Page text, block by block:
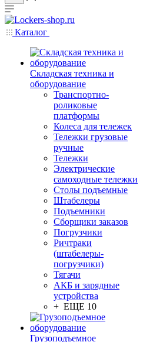
Каталог
Складская техника и
оборудование
Транспортно-
роликовые
платформы
Колеса для тележек
Тележки грузовые
ручные
Тележки
Электрические
самоходные тележки
Столы подъемные
Штабелеры
Подъемники
Сборщики заказов
Погрузчики
Ричтраки
(штабелеры-
погрузчики)
Тягачи
АКБ и зарядные
устройства
+ ЕЩЕ 10
Грузоподъемное